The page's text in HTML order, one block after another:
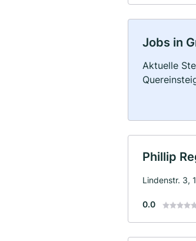
Jobs in
Aktuelle
Phillip
Lindenstr. 3,
0.0